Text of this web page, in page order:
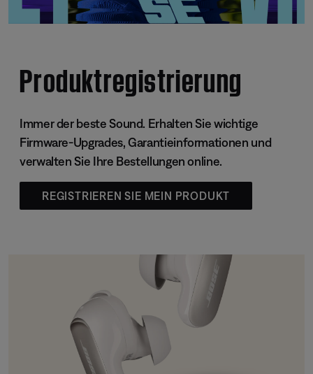
Produktregistrierung
Immer der beste Sound. Erhalten Sie wichtige
Firmware-Upgrades, Garantieinformationen und
verwalten Sie Ihre Bestellungen online.
REGISTRIEREN SIE MEIN PRODUKT